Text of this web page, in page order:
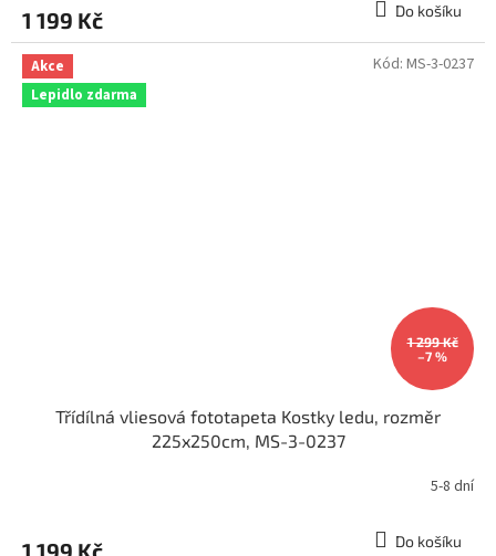
1 199 Kč Do košíku
Akce
Lepidlo zdarma
1 299 Kč
–7 %
Třídílná vliesová fototapeta Kostky ledu, rozměr
225x250cm, MS-3-0237
5-8 dní
1 199 Kč Do košíku
Kód: MS-3-0237